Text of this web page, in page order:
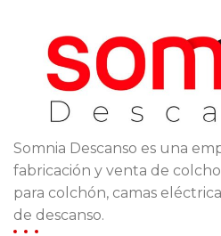
Somnia Descanso es una
fabricación y venta de
para colchón, camas
de descanso.